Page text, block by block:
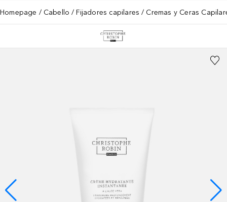
Homepage Cabello Fijadores capilares Cremas y Ceras